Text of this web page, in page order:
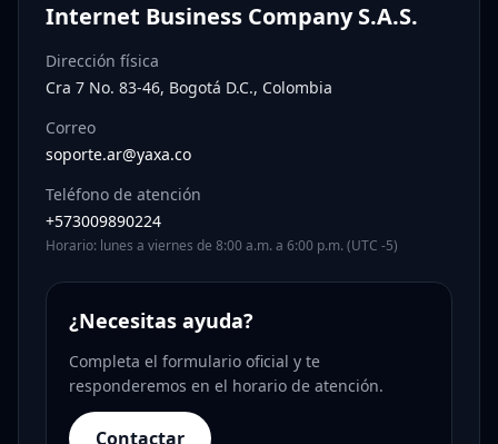
Internet Business Company S.A.S.
Dirección física
Cra 7 No. 83-46, Bogotá D.C., Colombia
Correo
soporte.ar@yaxa.co
Teléfono de atención
+573009890224
Horario: lunes a viernes de 8:00 a.m. a 6:00 p.m. (UTC -5)
¿Necesitas ayuda?
Completa el formulario oficial y te
responderemos en el horario de atención.
Contactar